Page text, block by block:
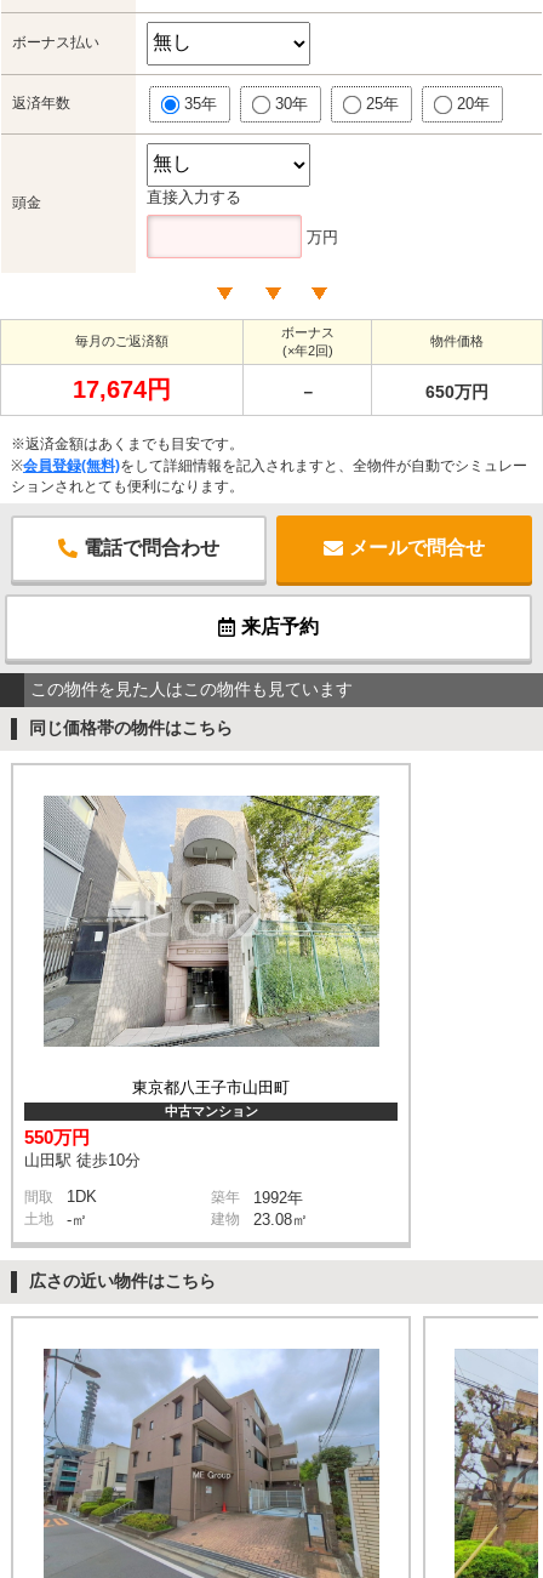
ボーナス払い
返済年数 35年 30年 25年 20年
頭金 直接入力する
万円
毎月のご返済額
ボーナス
(×年2回)
物件価格
17,674円 － 650万円
※返済金額はあくまでも目安です。
※会員登録(無料)をして詳細情報を記入されますと、全物件が自動でシミュレー
ションされとても便利になります。
電話で問合わせ メールで問合せ
来店予約
この物件を見た人はこの物件も見ています
同じ価格帯の物件はこちら
東京都八王子市山田町
中古マンション
550万円
山田駅 徒歩10分
間取 1DK 築年 1992年
土地 -㎡ 建物 23.08㎡
広さの近い物件はこちら